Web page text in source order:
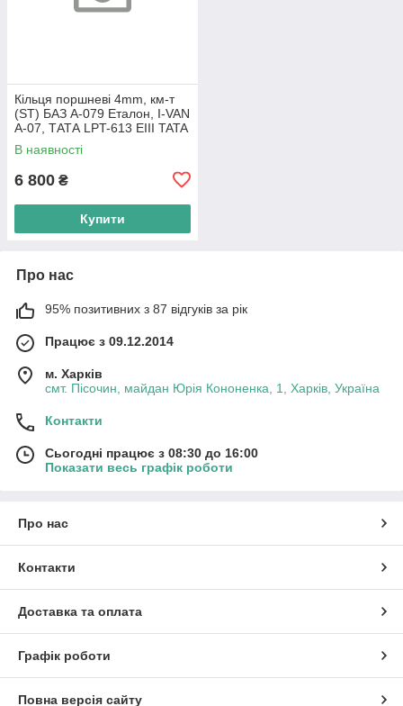
Кільця поршневі 4mm, км-т
(ST) БАЗ А-079 Еталон, I-VAN
A-07, ТАТА LPT-613 EIII TATA
Motors
В наявності
6 800 ₴
Купити
Про нас
95% позитивних з 87 відгуків за рік
Працює з 09.12.2014
м. Харків
смт. Пісочин, майдан Юрія Кононенка, 1, Харків, Україна
Контакти
Сьогодні працює з 08:30 до 16:00
Показати весь графік роботи
Про нас
Контакти
Доставка та оплата
Графік роботи
Повна версія сайту